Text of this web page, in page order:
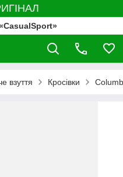
взуття Кросівки